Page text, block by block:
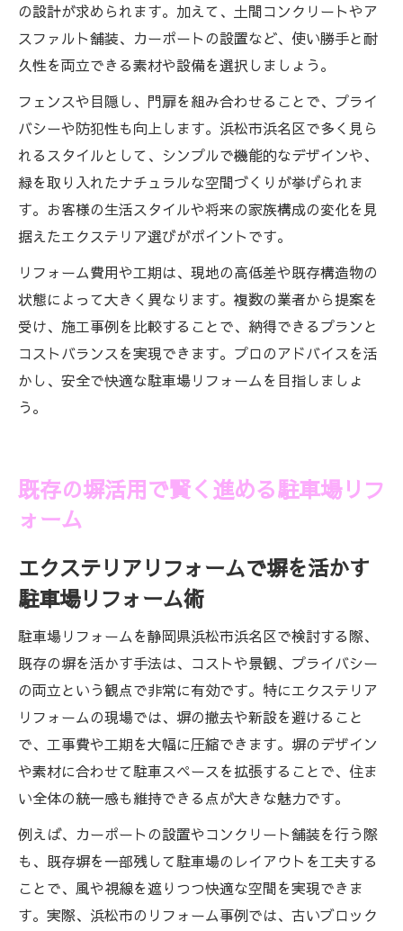
の設計が求められます。加えて、土間コンクリートやア
スファルト舗装、カーポートの設置など、使い勝手と耐
久性を両立できる素材や設備を選択しましょう。
フェンスや目隠し、門扉を組み合わせることで、プライ
バシーや防犯性も向上します。浜松市浜名区で多く見ら
れるスタイルとして、シンプルで機能的なデザインや、
緑を取り入れたナチュラルな空間づくりが挙げられま
す。お客様の生活スタイルや将来の家族構成の変化を見
据えたエクステリア選びがポイントです。
リフォーム費用や工期は、現地の高低差や既存構造物の
状態によって大きく異なります。複数の業者から提案を
受け、施工事例を比較することで、納得できるプランと
コストバランスを実現できます。プロのアドバイスを活
かし、安全で快適な駐車場リフォームを目指しましょ
う。
既存の塀活用で賢く進める駐車場リフ
ォーム
エクステリアリフォームで塀を活かす
駐車場リフォーム術
駐車場リフォームを静岡県浜松市浜名区で検討する際、
既存の塀を活かす手法は、コストや景観、プライバシー
の両立という観点で非常に有効です。特にエクステリア
リフォームの現場では、塀の撤去や新設を避けること
で、工事費や工期を大幅に圧縮できます。塀のデザイン
や素材に合わせて駐車スペースを拡張することで、住ま
い全体の統一感も維持できる点が大きな魅力です。
例えば、カーポートの設置やコンクリート舗装を行う際
も、既存塀を一部残して駐車場のレイアウトを工夫する
ことで、風や視線を遮りつつ快適な空間を実現できま
す。実際、浜松市のリフォーム事例では、古いブロック